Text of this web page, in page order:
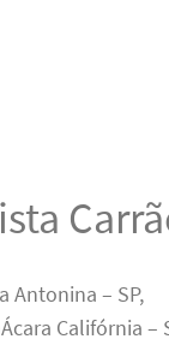
Antonina – SP,
Califórnia –